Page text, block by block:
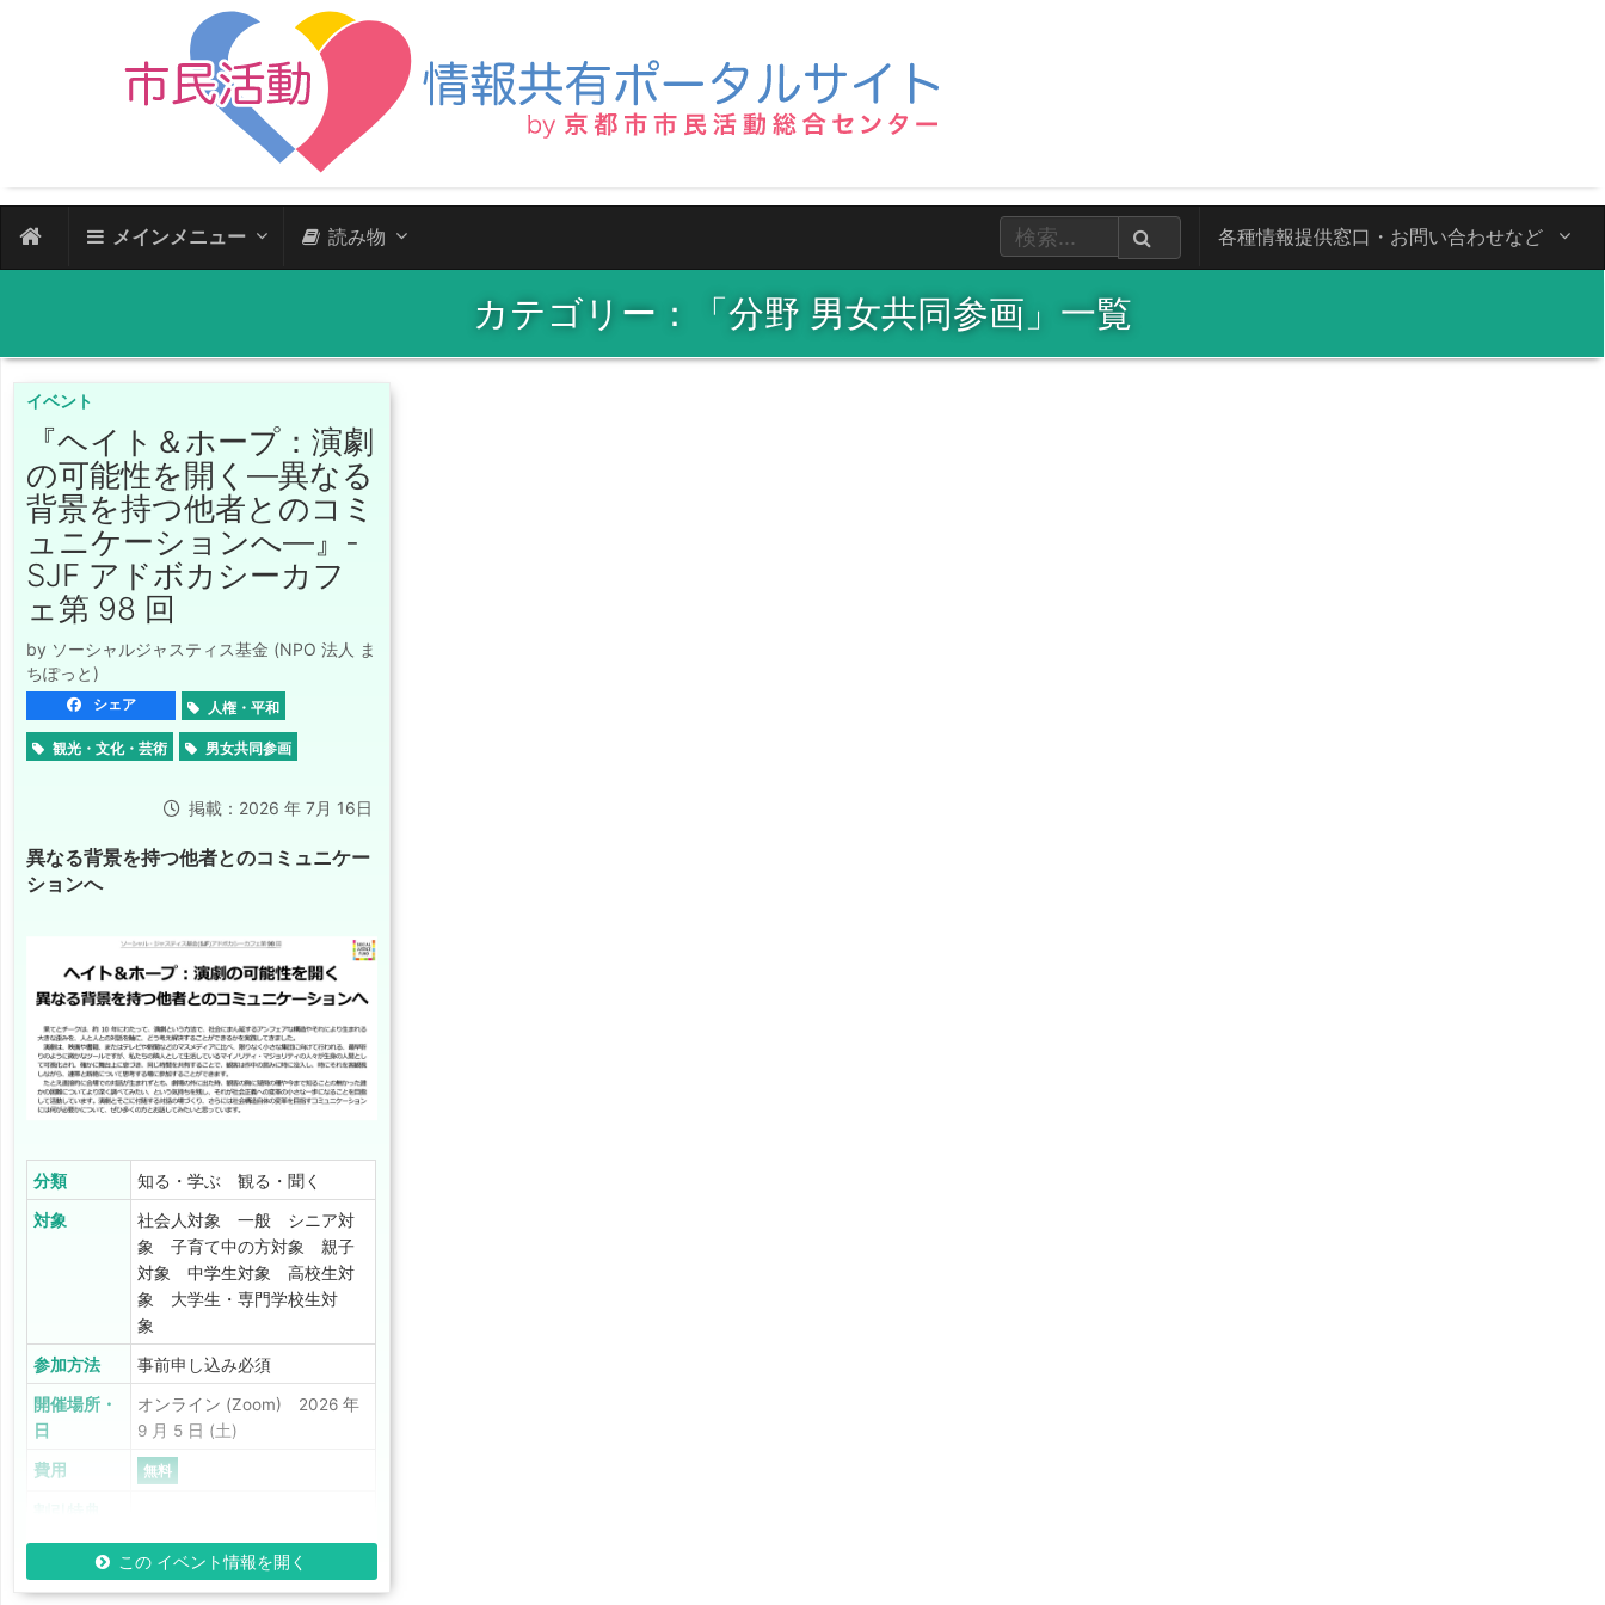
メインメニュー 読み物 各種情報提供窓口・ お問い合わせなど
カテゴリー：「分野 男女共同参画」一覧
イベント
『ヘイト＆ホープ：演劇
の可能性を開く―異なる
背景を持つ他者とのコミ
ュニケーションへ―』-
SJF アドボカシーカフ
ェ第 98 回
by ソーシャルジャスティス基金 (NPO 法人 ま
ちぽっと)
シェア 人権・平和
観光・文化・芸術 男女共同参画
掲載：2026 年 7月 16日
異なる背景を持つ他者とのコミュニケー
ションへ
分類 知る・学ぶ 観る・聞く
対象
社会人対象 一般 シニア対
象 子育て中の方対象 親子
対象 中学生対象 高校生対
象 大学生・専門学校生対
象
参加方法 事前申し込み必須
開催場所・
日
オンライン (Zoom) 2026 年
9 月 5 日 (土)
費用 無料
この イベント情報を開く